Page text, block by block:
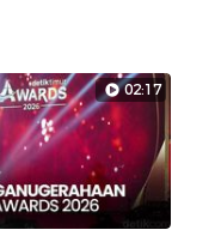
02:17